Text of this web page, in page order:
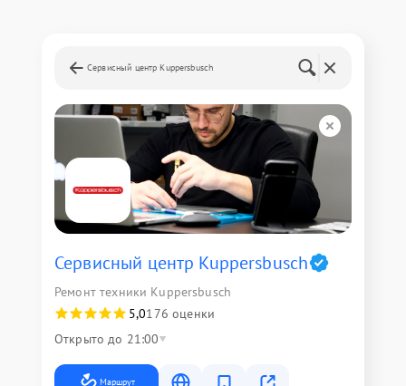
Сервисный центр Kuppersbusch
Сервисный центр Kuppersbusch
Ремонт техники Kuppersbusch
5,0176 оценки
Открыто до 21:00
Маршрут